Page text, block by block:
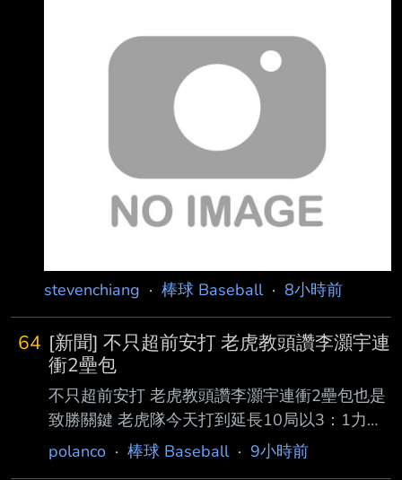
不會被抓到 然後大概30歲開始衰弱，最後退役看
紀錄和成就 要進各國名人堂除非成績真的很神，
不然如果是中職跳日職在跳美職的話不是很容易
不過目前名人堂的選舉標準好像有點硬 運氣爆爛
https://i.meee.com.tw/D9BvORx.jpg 然後裡面也
有不少梗，昨天看最有趣的
stevenchiang · 棒球 Baseball· 8小時前
64 [新聞] 不只超前安打 老虎教頭讚李灝宇連
衝2壘包
不只超前安打 老虎教頭讚李灝宇連衝2壘包也是
致勝關鍵 老虎隊今天打到延長10局以3：1力克
巨人隊，台灣好手李灝宇代打敲出超前安，為球
polanco · 棒球 Baseball· 9小時前